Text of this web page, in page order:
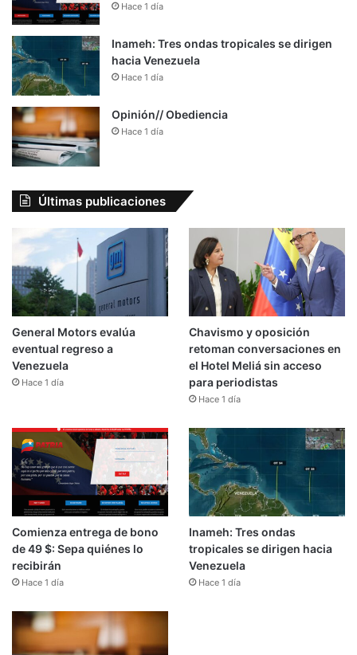
Hace 1 día
Inameh: Tres ondas tropicales se dirigen
hacia Venezuela
Hace 1 día
Opinión// Obediencia
Hace 1 día
Últimas publicaciones
General Motors evalúa
eventual regreso a
Venezuela
Hace 1 día
Chavismo y oposición
retoman conversaciones en
el Hotel Meliá sin acceso
para periodistas
Hace 1 día
Comienza entrega de bono
de 49 $: Sepa quiénes lo
recibirán
Hace 1 día
Inameh: Tres ondas
tropicales se dirigen hacia
Venezuela
Hace 1 día